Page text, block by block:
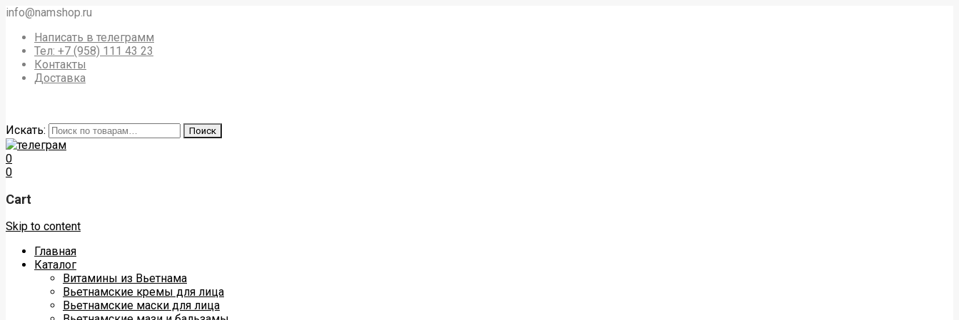
info@namshop.ru
Написать в телеграмм
Тел: +7 (958) 111 43 23
Контакты
Доставка
Искать: Поиск
0
0
Cart
Skip to content
Главная
Каталог
Витамины из Вьетнама
Вьетнамские кремы для лица
Вьетнамские маски для лица